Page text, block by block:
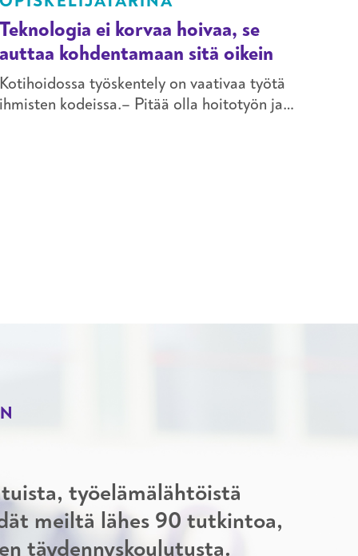
Teknologia ei korvaa hoivaa, se
auttaa kohdentamaan sitä oikein
Kotihoidossa työskentely on vaativaa työtä
ihmisten kodeissa.– Pitää olla hoitotyön ja
työelämälähtöistä
meiltä lähes 90 tutkintoa,
täydennyskoulutusta.